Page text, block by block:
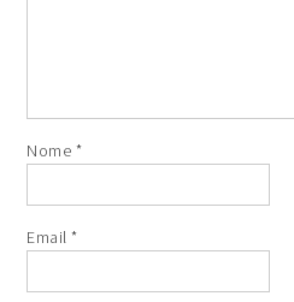
Nome *
Email*